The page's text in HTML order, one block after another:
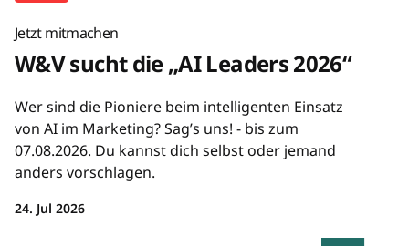
Jetzt mitmachen
W&V sucht die „AI Leaders 2026“
Wer sind die Pioniere beim intelligenten Einsatz
von AI im Marketing? Sag’s uns! - bis zum
07.08.2026. Du kannst dich selbst oder jemand
anders vorschlagen.
24. Jul 2026